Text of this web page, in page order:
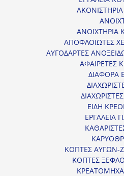
ΑΝΟΙΧΤΗΡΙΑ
ΑΠΟΦΛΟΙΩΤΕΣ
ΑΥΓΟΔΑΡΤΕΣ
ΑΦΑΙΡΕΤΕΣ
ΔΙΑΦΟΡΑ
ΕΙΔΗ
ΕΡΓΑΛΕΙΑ
ΚΟΠΤΕΣ ΑΥΓΩΝ-
ΚΟΠΤΕΣ